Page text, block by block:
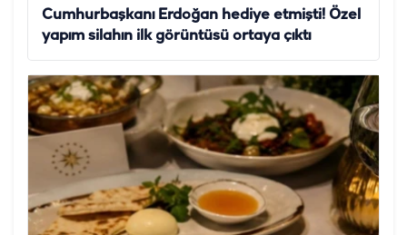
Cumhurbaşkanı Erdoğan hediye etmişti! Özel
yapım silahın ilk görüntüsü ortaya çıktı